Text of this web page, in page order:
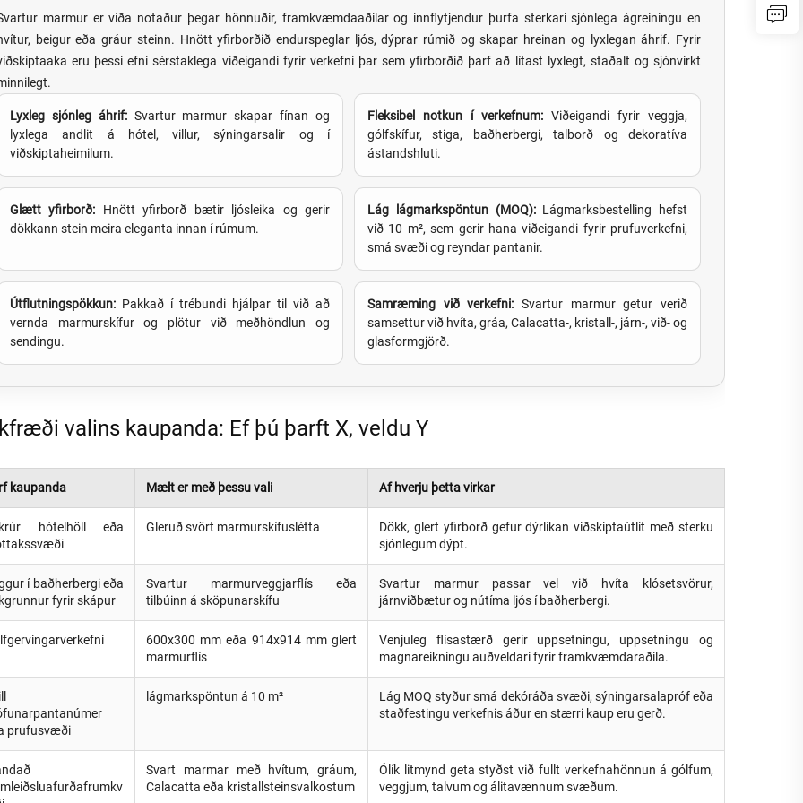
marmur er víða notaður þegar hönnuðir, framkvæmdaaðilar og innflytjendur þurfa sterkari sjónlega ágreiningu en
beigur eða gráur steinn. Hnött yfirborðið endurspeglar ljós, dýprar rúmið og skapar hreinan og lyxlegan áhrif. Fyrir
eru þessi efni sérstaklega viðeigandi fyrir verkefni þar sem yfirborðið þarf að lítast lyxlegt, staðalt og sjónvirkt
Lyxleg sjónleg áhrif: Svartur marmur skapar fínan og
lyxlega andlit á hótel, villur, sýningarsalir og í
viðskiptaheimilum.
Fleksibel notkun í verkefnum: Viðeigandi fyrir veggja,
gólfskífur, stiga, baðherbergi, talborð og dekoratíva
ástandshluti.
Glætt yfirborð: Hnött yfirborð bætir ljósleika og gerir
dökkann stein meira eleganta innan í rúmum.
Lág lágmarkspöntun (MOQ): Lágmarksbestelling hefst
við 10 m², sem gerir hana viðeigandi fyrir prufuverkefni,
smá svæði og reyndar pantanir.
Útflutningspökkun: Pakkað í trébundi hjálpar til við að
vernda marmurskífur og plötur við meðhöndlun og
sendingu.
Samræming við verkefni: Svartur marmur getur verið
samsettur við hvíta, gráa, Calacatta-, kristall-, járn-, við- og
glasformgjörð.
valins kaupanda: Ef þú þarft X, veldu Y
kaupanda Mælt er með þessu vali Af hverju þetta virkar
hótelhöll eða
Gleruð svört marmurskífuslétta
Dökk, glert yfirborð gefur dýrlíkan viðskiptaútlit með sterku
sjónlegum dýpt.
í baðherbergi eða
fyrir skápur
Svartur marmurveggjarflís eða
tilbúinn á sköpunarskífu
Svartur marmur passar vel við hvíta klósetsvörur,
járnviðbætur og nútíma ljós í baðherbergi.
600x300 mm eða 914x914 mm glert
marmurflís
Venjuleg flísastærð gerir uppsetningu, uppsetningu og
magnareikningu auðveldari fyrir framkvæmdaraðila.
prufusvæði
lágmarkspöntun á 10 m²
Lág MOQ styður smá dekóráða svæði, sýningarsalapróf eða
staðfestingu verkefnis áður en stærri kaup eru gerð.
Svart marmar með hvítum, gráum,
Calacatta eða kristallsteinsvalkostum
Ólík litmynd geta styðst við fullt verkefnahönnun á gólfum,
veggjum, talvum og álitavænnum svæðum.